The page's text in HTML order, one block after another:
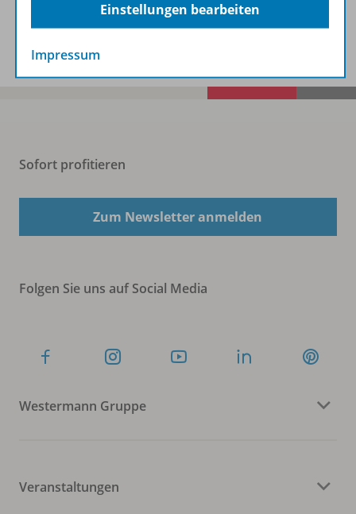
Veranstaltungen
Sofort profitieren
Zum Newsletter anmelden
Folgen Sie uns auf Social Media
Westermann Gruppe
Veranstaltungen
Einstellungen bearbeiten
Impressum